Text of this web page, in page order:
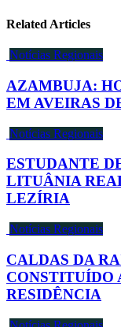
Related Articles
Notícias Regionais
AZAMBUJA:
EM AVEIRAS
Notícias Regionais
ESTUDANTE
LITUÂNIA
LEZÍRIA
Notícias Regionais
CALDAS DA
CONSTITUÍDO
RESIDÊNCIA